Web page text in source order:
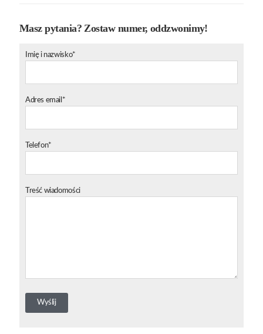
Masz pytania? Zostaw numer, oddzwonimy!
Imię i nazwisko*
Adres email*
Telefon*
Treść wiadomości